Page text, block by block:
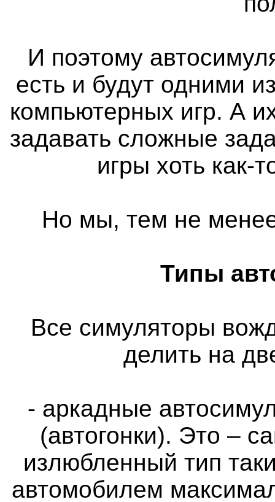
И поэтому
есть и будут одними
компьютерных игр. А
задавать сложные
игры хоть как-
Но мы, тем не
Типы
Все симуляторы
делить на
- аркадные
(автогонки). Это –
излюбленный тип
автомобилем